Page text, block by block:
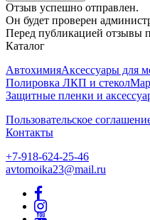
Отзыв успешно отправлен.
Он будет проверен
Перед публикацией отзывы
Каталог
АвтохимияАксессуары для
Полировка ЛКП и стекол
Защитные пленки и
Пользовательское
Контакты
+7-918-624-25-46
avtomoika23@mail.ru